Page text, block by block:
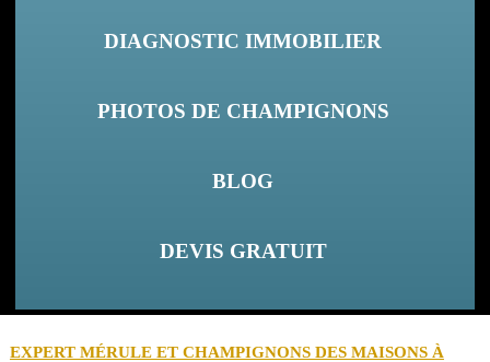
DIAGNOSTIC IMMOBILIER
PHOTOS DE CHAMPIGNONS
BLOG
DEVIS GRATUIT
EXPERT MÉRULE ET CHAMPIGNONS DES MAISONS À